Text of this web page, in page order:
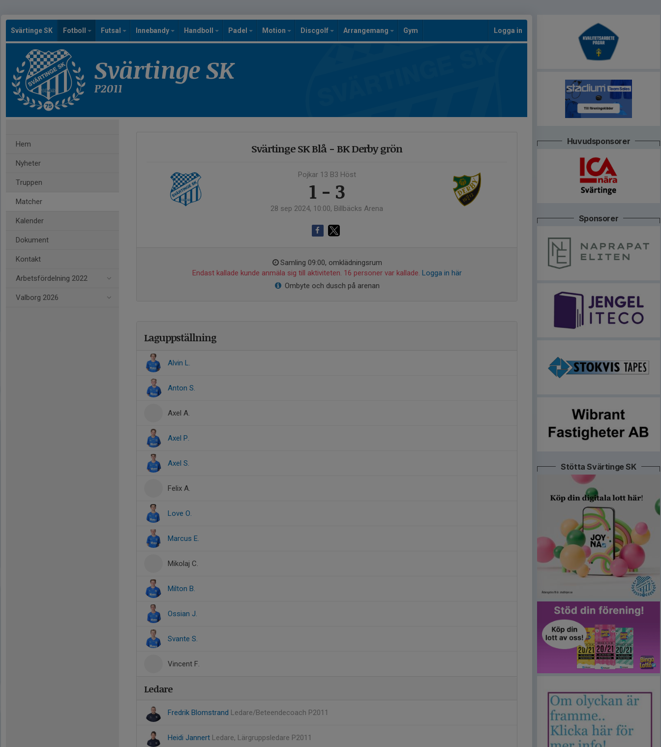
Svärtinge SK Fotboll Futsal Innebandy Handboll Padel Motion Discgolf Arrangemang Gym Logga in
Svärtinge SK
P2011
Hem
Nyheter
Truppen
Matcher
Kalender
Dokument
Kontakt
Arbetsfördelning 2022
Valborg 2026
Svärtinge SK Blå - BK Derby grön
Pojkar 13 B3 Höst
1 - 3
28 sep 2024, 10:00, Billbäcks Arena
Samling 09:00, omklädningsrum
Endast kallade kunde anmäla sig till aktiviteten. 16 personer var kallade. Logga in här
Ombyte och dusch på arenan
Laguppställning
Alvin L.
Anton S.
Axel A.
Axel P.
Axel S.
Felix A.
Love O.
Marcus E.
Mikolaj C.
Milton B.
Ossian J.
Svante S.
Vincent F.
Ledare
Fredrik Blomstrand Ledare/Beteendecoach P2011
Heidi Jannert Ledare, Lärgruppsledare P2011
Huvudsponsorer
Sponsorer
Stötta Svärtinge SK